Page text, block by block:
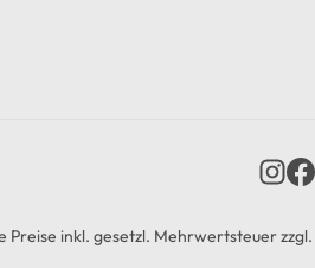
Preise inkl. gesetzl. Mehrwertsteuer zzgl.